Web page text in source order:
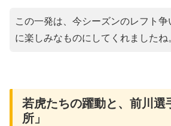
この一発は、今シーズンのレフト争
に楽しみなものにしてくれましたね
若虎たちの躍動と、前川選
所」